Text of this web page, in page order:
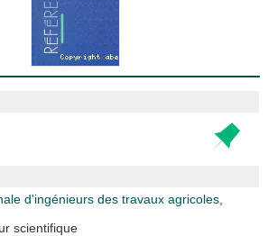
d'ingénieurs des travaux agricoles,
scientifique